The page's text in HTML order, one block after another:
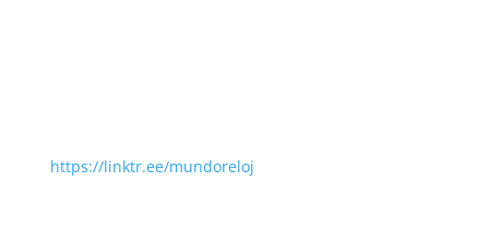
https://linktr.ee/mundoreloj